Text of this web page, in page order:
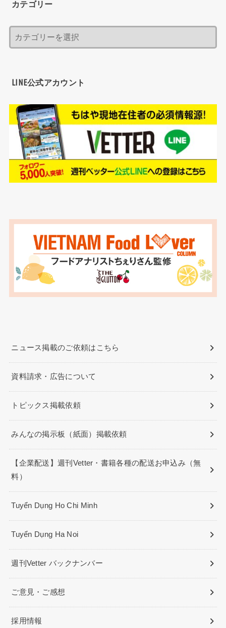
カテゴリー
LINE公式アカウント
ニュース掲載のご依頼はこちら
資料請求・広告について
トピックス掲載依頼
みんなの掲示板（紙面）掲載依頼
【企業配送】週刊Vetter・書籍各種の配送お申込み（無
料）
Tuyển Dụng Ho Chi Minh
Tuyển Dụng Ha Noi
週刊Vetter バックナンバー
ご意見・ご感想
採用情報